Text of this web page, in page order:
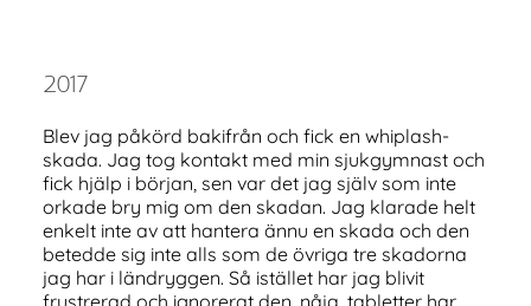
2017
Blev jag påkörd bakifrån och fick en whiplash-
skada. Jag tog kontakt med min sjukgymnast och
fick hjälp i början, sen var det jag själv som inte
orkade bry mig om den skadan. Jag klarade helt
enkelt inte av att hantera ännu en skada och den
betedde sig inte alls som de övriga tre skadorna
jag har i ländryggen. Så istället har jag blivit
frustrerad och ignorerat den, nåja, tabletter har